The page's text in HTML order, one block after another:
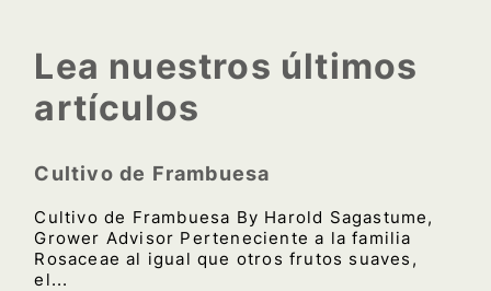
Lea nuestros últimos
artículos
Cultivo de Frambuesa
Cultivo de Frambuesa By Harold Sagastume,
Grower Advisor Perteneciente a la familia
Rosaceae al igual que otros frutos suaves,
el...